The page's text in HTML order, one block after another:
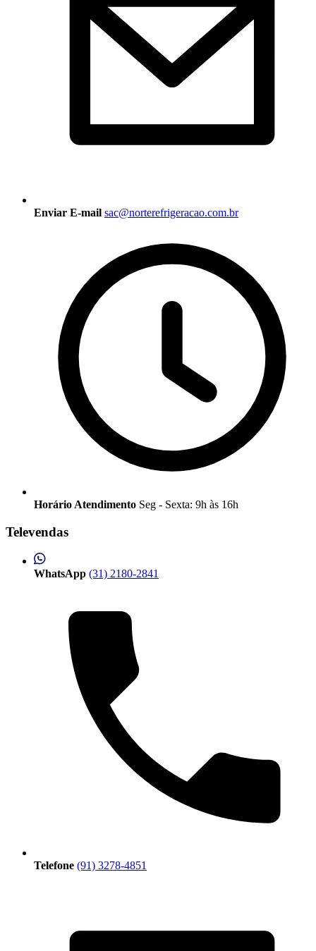
Enviar E-mail sac@norterefrigeracao.com.br
Horário Atendimento Seg - Sexta: 9h às 16h
Televendas
WhatsApp (31) 2180-2841
Telefone (91) 3278-4851